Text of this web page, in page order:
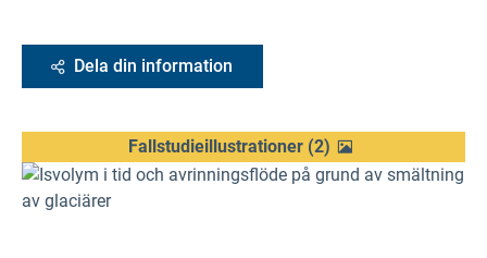
Dela din information
Fallstudieillustrationer(2)